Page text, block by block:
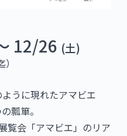
12/26 (土)
うに現れたアマビエ
瓢箪。
覧会「アマビエ」のリア